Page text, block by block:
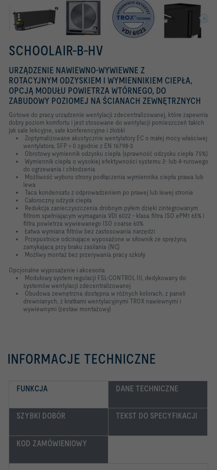
SCHOOLAIR-B-HV
URZĄDZENIE NAWIEWNO-WYWIEWNE Z
ROTACYJNYM ODZYSKIEM I WYMIENNIKIEM CIEPŁA,
OPCJĄ MODUŁU POWIETRZA WTÓRNEGO, DO
ZABUDOWY POZIOMEJ NA ŚCIANACH ZEWNĘTRZNYCH
Gotowe do pracy urządzenie wentylacji zdecentralizowanej, które zapewnia
dobry poziom komfortu i jest stosowane do wentylacji pomieszczeń takich
jak sale lekcyjne, sale konferencyjne i żłobki
Zoptymalizowane akustycznie wentylatory EC o małej mocy właściwej
wentylatora, SFP = 0 zgodnie z EN 16798-3
Obrotowy wymiennik odzysku ciepła (sprawność odzysku ciepła 75%)
Wymiennik ciepła o wysokiej efektywności systemu 2- lub 4-rurowego
do ogrzewania i chłodzenia
Możliwość wyboru strony podłączenia wymiennika ciepła prawa lub
lewa
Taca kondensatu z odprowadzeniem po prawej lub lewej stronie
Całoroczny odzysk ciepła
Redukcja zanieczyszczenia drobnym pyłem dzięki zintegrowanym
filtrom spełniającym wymagania VDI 6022 - klasa filtra ISO ePM1 65% i
filtra powietrza wywiewanego ISO coarse 60%
Łatwa wymiana filtrów bez zastosowania narzędzi
Przepustnice odcinające wyposażone w siłownik ze sprężyną
zamykającą przy braku zasilania (NC)
Możliwy montaż bez przerywania pracy szkoły
Opcjonalne wyposażenie i akcesoria
Modułowy system regulacji FSL-CONTROL III, dedykowany do
systemów wentylacji zdecentralizowanej
Obudowa zewnętrzna dostępna w różnych kolorach, z paneli
drewnianych, z kratkami wentylacyjnymi TROX nawiewnymi i
wywiewnymi (zestaw montażowy)
INFORMACJE TECHNICZNE
FUNKCJA DANE TECHNICZNE
SZYBKI DOBÓR TEKST DO SPECYFIKACJI
KOD ZAMÓWIENIOWY